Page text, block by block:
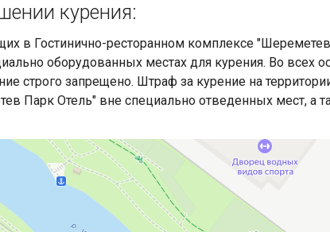
курения:
в Гостинично-ресторанном комплексе
оборудованных местах для курения. Во всех
строго запрещено. Штраф за курение на
Парк Отель" вне специально отведенных мест, а